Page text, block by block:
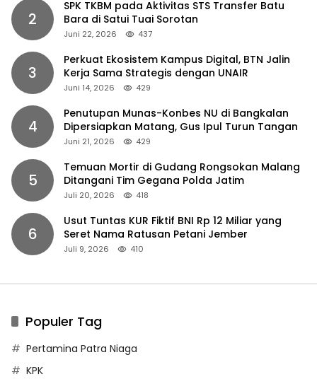
2
SPK TKBM pada Aktivitas STS Transfer Batu
Bara di Satui Tuai Sorotan
Juni 22, 2026 437
3
Perkuat Ekosistem Kampus Digital, BTN Jalin
Kerja Sama Strategis dengan UNAIR
Juni 14, 2026 429
4
Penutupan Munas-Konbes NU di Bangkalan
Dipersiapkan Matang, Gus Ipul Turun Tangan
Juni 21, 2026 429
5
Temuan Mortir di Gudang Rongsokan Malang
Ditangani Tim Gegana Polda Jatim
Juli 20, 2026 418
6
Usut Tuntas KUR Fiktif BNI Rp 12 Miliar yang
Seret Nama Ratusan Petani Jember
Juli 9, 2026 410
Populer Tag
Pertamina Patra Niaga
KPK